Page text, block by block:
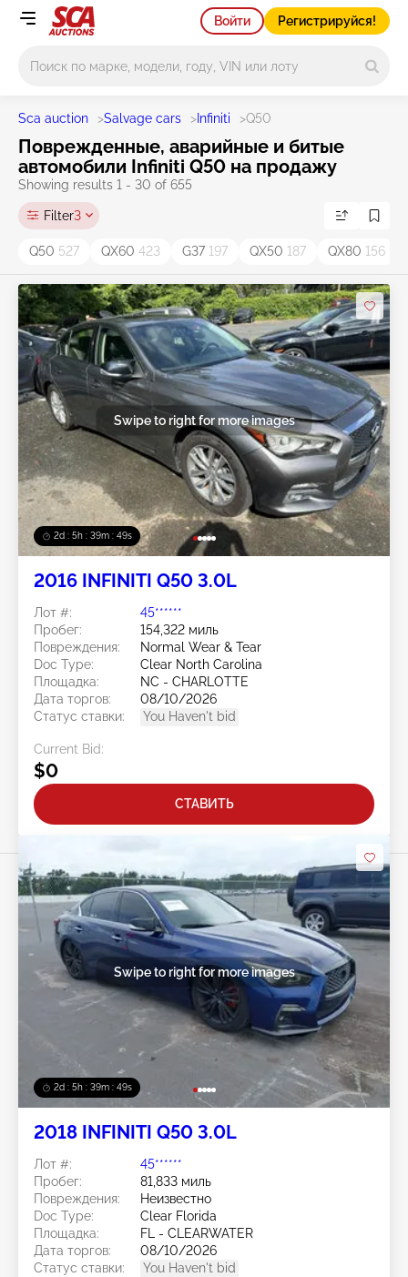
Войти Регистрируйся!
Sca auction >Salvage cars > Infiniti >Q50
Поврежденные, аварийные и битые
автомобили Infiniti Q50 на продажу
Showing results 1 - 30 of 655
Filter3
Q50 527 QX60 423 G37 197 QX50 187 QX80 156
2d : 5h : 39m : 46s
Swipe to right for more images
2016 INFINITI Q50 3.0L
Лот #:
45******
Пробег:
154,322 миль
Повреждения:
Normal Wear & Tear
Doc Type:
Clear North Carolina
Площадка:
NC - CHARLOTTE
Дата торгов:
08/10/2026
Статус ставки:
You Haven't bid
Current Bid:
$0
СТАВИТЬ
2d : 5h : 39m : 46s
Swipe to right for more images
2018 INFINITI Q50 3.0L
Лот #:
45******
Пробег:
81,833 миль
Повреждения:
Неизвестно
Doc Type:
Clear Florida
Площадка:
FL - CLEARWATER
Дата торгов:
08/10/2026
Статус ставки:
You Haven't bid